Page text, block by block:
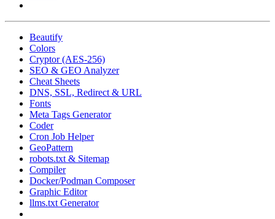
Beautify
Colors
Cryptor (AES-256)
SEO & GEO Analyzer
Cheat Sheets
DNS, SSL, Redirect & URL
Fonts
Meta Tags Generator
Coder
Cron Job Helper
GeoPattern
robots.txt & Sitemap
Compiler
Docker/Podman Composer
Graphic Editor
llms.txt Generator